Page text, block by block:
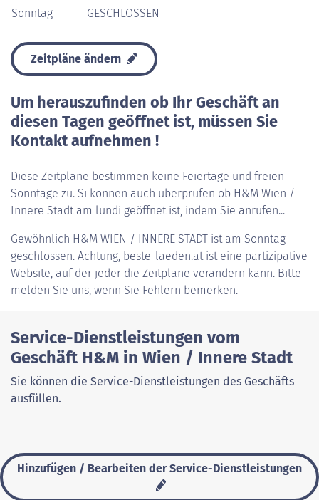
Sonntag
GESCHLOSSEN
Zeitpläne ändern
Um herauszufinden ob Ihr Geschäft an
diesen Tagen geöffnet ist, müssen Sie
Kontakt aufnehmen !
Diese Zeitpläne bestimmen keine Feiertage und freien
Sonntage zu. Si können auch überprüfen ob H&M Wien /
Innere Stadt am lundi geöffnet ist, indem Sie anrufen...
Gewöhnlich H&M WIEN / INNERE STADT ist am Sonntag
geschlossen. Achtung, beste-laeden.at ist eine partizipative
Website, auf der jeder die Zeitpläne verändern kann. Bitte
melden Sie uns, wenn Sie Fehlern bemerken.
Service-Dienstleistungen vom
Geschäft H&M in Wien / Innere Stadt
Sie können die Service-Dienstleistungen des Geschäfts
ausfüllen.
Hinzufügen / Bearbeiten der Service-Dienstleistungen